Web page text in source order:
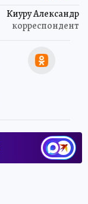
Киуру Александр
корреспондент